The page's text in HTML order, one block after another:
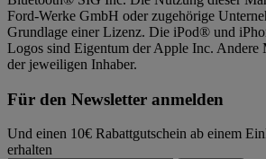
Ford-Werke GmbH oder zugehörige
Grundlage einer Lizenz. Die iPod® und
Logos sind Eigentum der Apple Inc. Andere
der jeweiligen Inhaber.
Für den Newsletter anmelden
Und einen 10€ Rabattgutschein ab einem
erhalten